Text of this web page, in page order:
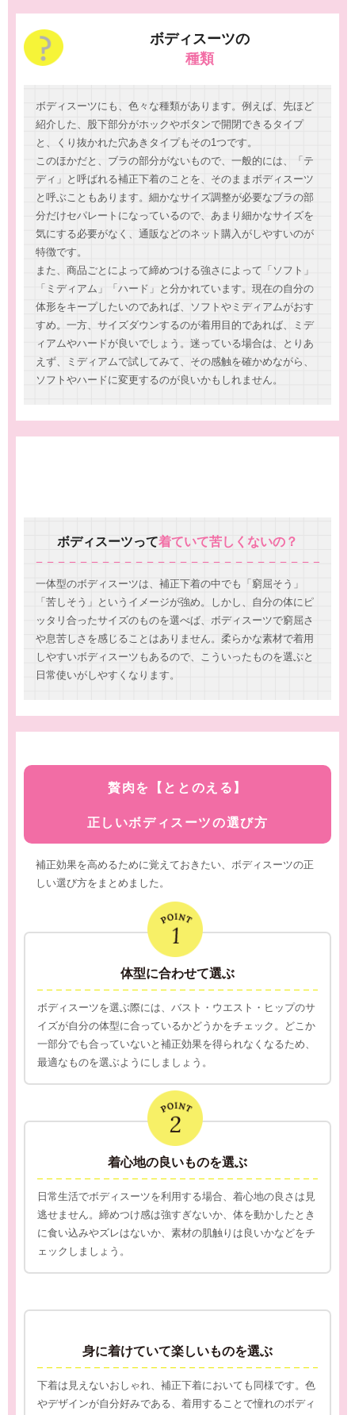
ボディスーツの
種類
ボディスーツにも、色々な種類があります。例えば、先ほど
紹介した、股下部分がホックやボタンで開閉できるタイプ
と、くり抜かれた穴あきタイプもその1つです。
このほかだと、ブラの部分がないもので、一般的には、「テ
ディ」と呼ばれる補正下着のことを、そのままボディスーツ
と呼ぶこともあります。細かなサイズ調整が必要なブラの部
分だけセパレートになっているので、あまり細かなサイズを
気にする必要がなく、通販などのネット購入がしやすいのが
特徴です。
また、商品ごとによって締めつける強さによって「ソフト」
「ミディアム」「ハード」と分かれています。現在の自分の
体形をキープしたいのであれば、ソフトやミディアムがおす
すめ。一方、サイズダウンするのが着用目的であれば、ミデ
ィアムやハードが良いでしょう。迷っている場合は、とりあ
えず、ミディアムで試してみて、その感触を確かめながら、
ソフトやハードに変更するのが良いかもしれません。
ボディスーツって着ていて苦しくないの？
一体型のボディスーツは、補正下着の中でも「窮屈そう」
「苦しそう」というイメージが強め。しかし、自分の体にピ
ッタリ合ったサイズのものを選べば、ボディスーツで窮屈さ
や息苦しさを感じることはありません。柔らかな素材で着用
しやすいボディスーツもあるので、こういったものを選ぶと
日常使いがしやすくなります。
贅肉を【ととのえる】
正しいボディスーツの選び方
補正効果を高めるために覚えておきたい、ボディスーツの正
しい選び方をまとめました。
体型に合わせて選ぶ
ボディスーツを選ぶ際には、バスト・ウエスト・ヒップのサ
イズが自分の体型に合っているかどうかをチェック。どこか
一部分でも合っていないと補正効果を得られなくなるため、
最適なものを選ぶようにしましょう。
着心地の良いものを選ぶ
日常生活でボディスーツを利用する場合、着心地の良さは見
逃せません。締めつけ感は強すぎないか、体を動かしたとき
に食い込みやズレはないか、素材の肌触りは良いかなどをチ
ェックしましょう。
身に着けていて楽しいものを選ぶ
下着は見えないおしゃれ、補正下着においても同様です。色
やデザインが自分好みである、着用することで憧れのボディ